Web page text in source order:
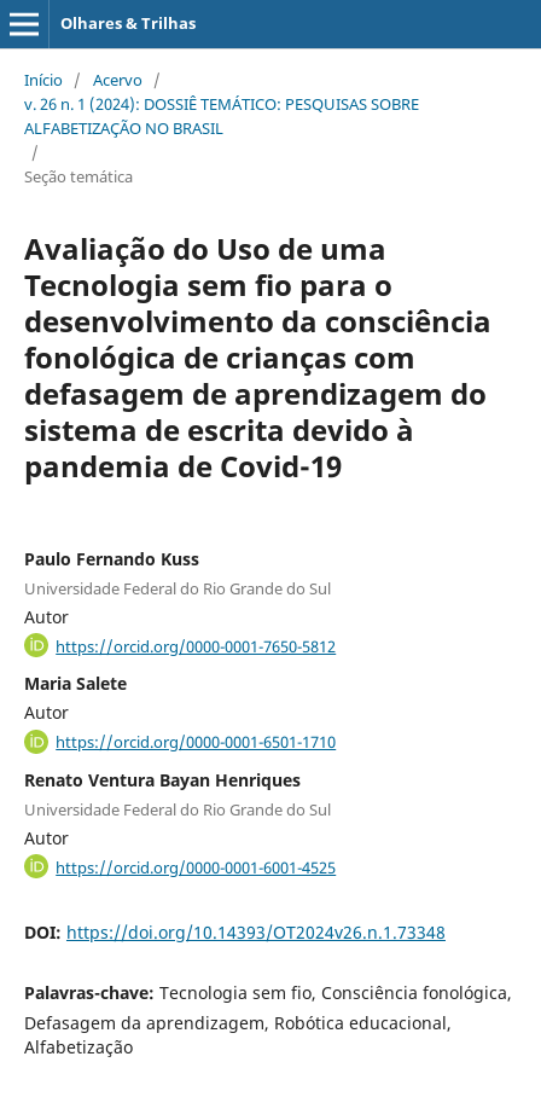
Olhares & Trilhas
Início / Acervo /
v. 26 n. 1 (2024): DOSSIÊ TEMÁTICO: PESQUISAS SOBRE
ALFABETIZAÇÃO NO BRASIL
/
Seção temática
Avaliação do Uso de uma
Tecnologia sem fio para o
desenvolvimento da consciência
fonológica de crianças com
defasagem de aprendizagem do
sistema de escrita devido à
pandemia de Covid-19
Paulo Fernando Kuss
Universidade Federal do Rio Grande do Sul
Autor
https://orcid.org/0000-0001-7650-5812
Maria Salete
Autor
https://orcid.org/0000-0001-6501-1710
Renato Ventura Bayan Henriques
Universidade Federal do Rio Grande do Sul
Autor
https://orcid.org/0000-0001-6001-4525
DOI: https://doi.org/10.14393/OT2024v26.n.1.73348
Palavras-chave: Tecnologia sem fio, Consciência fonológica,
Defasagem da aprendizagem, Robótica educacional,
Alfabetização